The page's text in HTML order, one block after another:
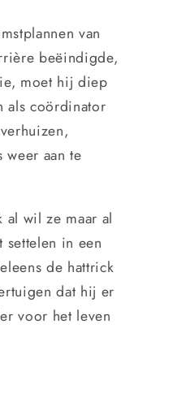
van
beëindigde,
moet hij diep
als coördinator
aan te
wil ze maar al
in een
de hattrick
dat hij er
voor het leven